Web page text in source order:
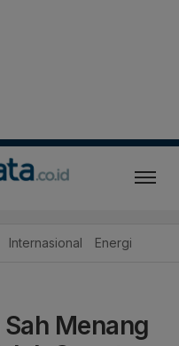
Internasional Energi
Menang